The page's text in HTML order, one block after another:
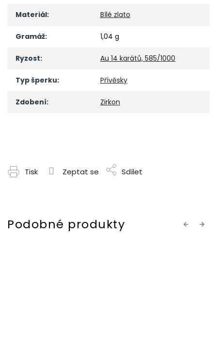
Materiál: Bílé zlato
Gramáž: 1,04 g
Ryzost: Au 14 karátů, 585/1000
Typ šperku: Přívěsky
Zdobení: Zirkon
Tisk Zeptat se Sdílet
Previous
Next